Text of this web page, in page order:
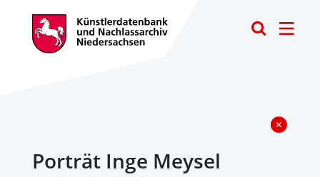
Porträt Inge Meysel